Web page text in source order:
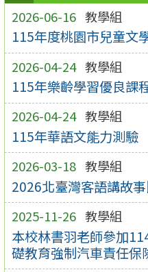
2026-06-16 教學組
115年度桃園市兒童文
2026-04-24 教學組
115年樂齡學習優良課
2026-04-24 教學組
115年華語文能力測驗
2026-03-18 教學組
2026北臺灣客語講故
2025-11-26 教學組
本校林書羽老師參加
礎教育強制汽車責任保